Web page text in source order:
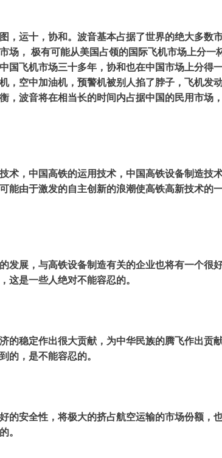
，运十，协和。波音基本占据了世界的绝大多数
， 极有可能从美国占领的国际飞机市场上分
飞机市场三十多年，协和也在中国市场上分得
空中加油机，预警机被别人掐了脖子，飞机发
波音将在相当长的时间内占据中国的民用市场
术，中国高铁的运用技术，中国高铁设备制造技
由于激发的自主创新的浪潮使高铁高新技术的
发展，与高铁设备制造有关的企业也将有一个很
是一些人绝对不能容忍的。
的稳定作出很大贡献，为中华民族的腾飞作出贡
的，是不能容忍的。
的安全性，将极大的挤占航空运输的市场份额，
。